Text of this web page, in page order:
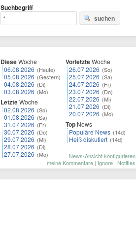
Suchbegriff
suchen
DieseWoche
06.08.2026 (Heute)
05.08.2026 (Gestern)
04.08.2026 (Di)
03.08.2026 (Mo)
LetzteWoche
02.08.2026 (So)
01.08.2026 (Sa)
31.07.2026 (Fr)
30.07.2026 (Do)
29.07.2026 (Mi)
28.07.2026 (Di)
27.07.2026 (Mo)
VorletzteWoche
26.07.2026 (So)
25.07.2026 (Sa)
24.07.2026 (Fr)
23.07.2026 (Do)
22.07.2026 (Mi)
21.07.2026 (Di)
20.07.2026 (Mo)
Top News
Populäre News (14d)
Heiß diskutiert (14d)
News-Ansicht konfigurieren
meine Kommentare | Ignore | Notifies